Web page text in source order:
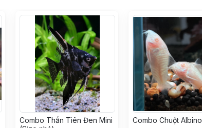
Combo Thần Tiên Đen Mini
Combo Chuột Albino